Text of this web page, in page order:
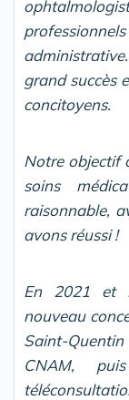
grand succès
concitoyens.
Notre objectif
soins
raisonnable,
avons réussi !
En 2021 et
nouveau
Saint-
CNAM,